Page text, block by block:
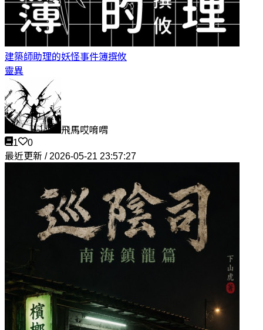
建築師助理的妖怪事件簿撰攸
靈異
飛馬哎唷喟
1
0
最近更新 / 2026-05-21 23:57:27